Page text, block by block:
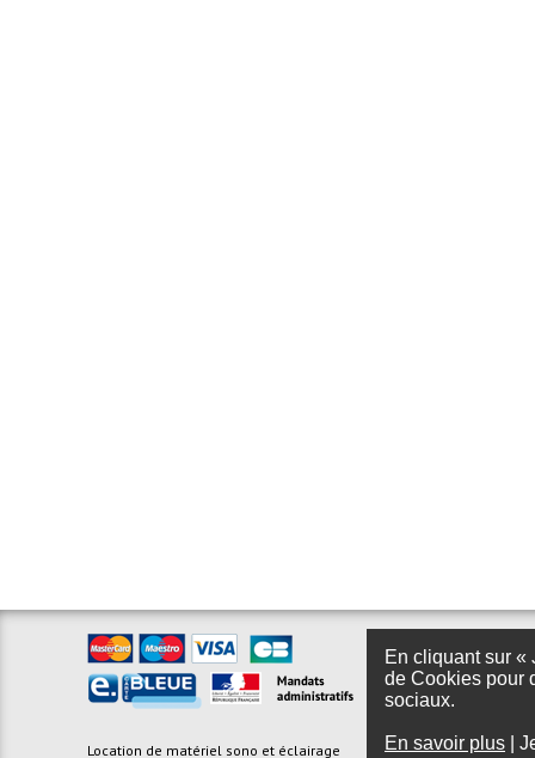
En cliquant sur «
de Cookies pour
sociaux.
En savoir plus
Location de matériel sono et éclairage Foire aux questions